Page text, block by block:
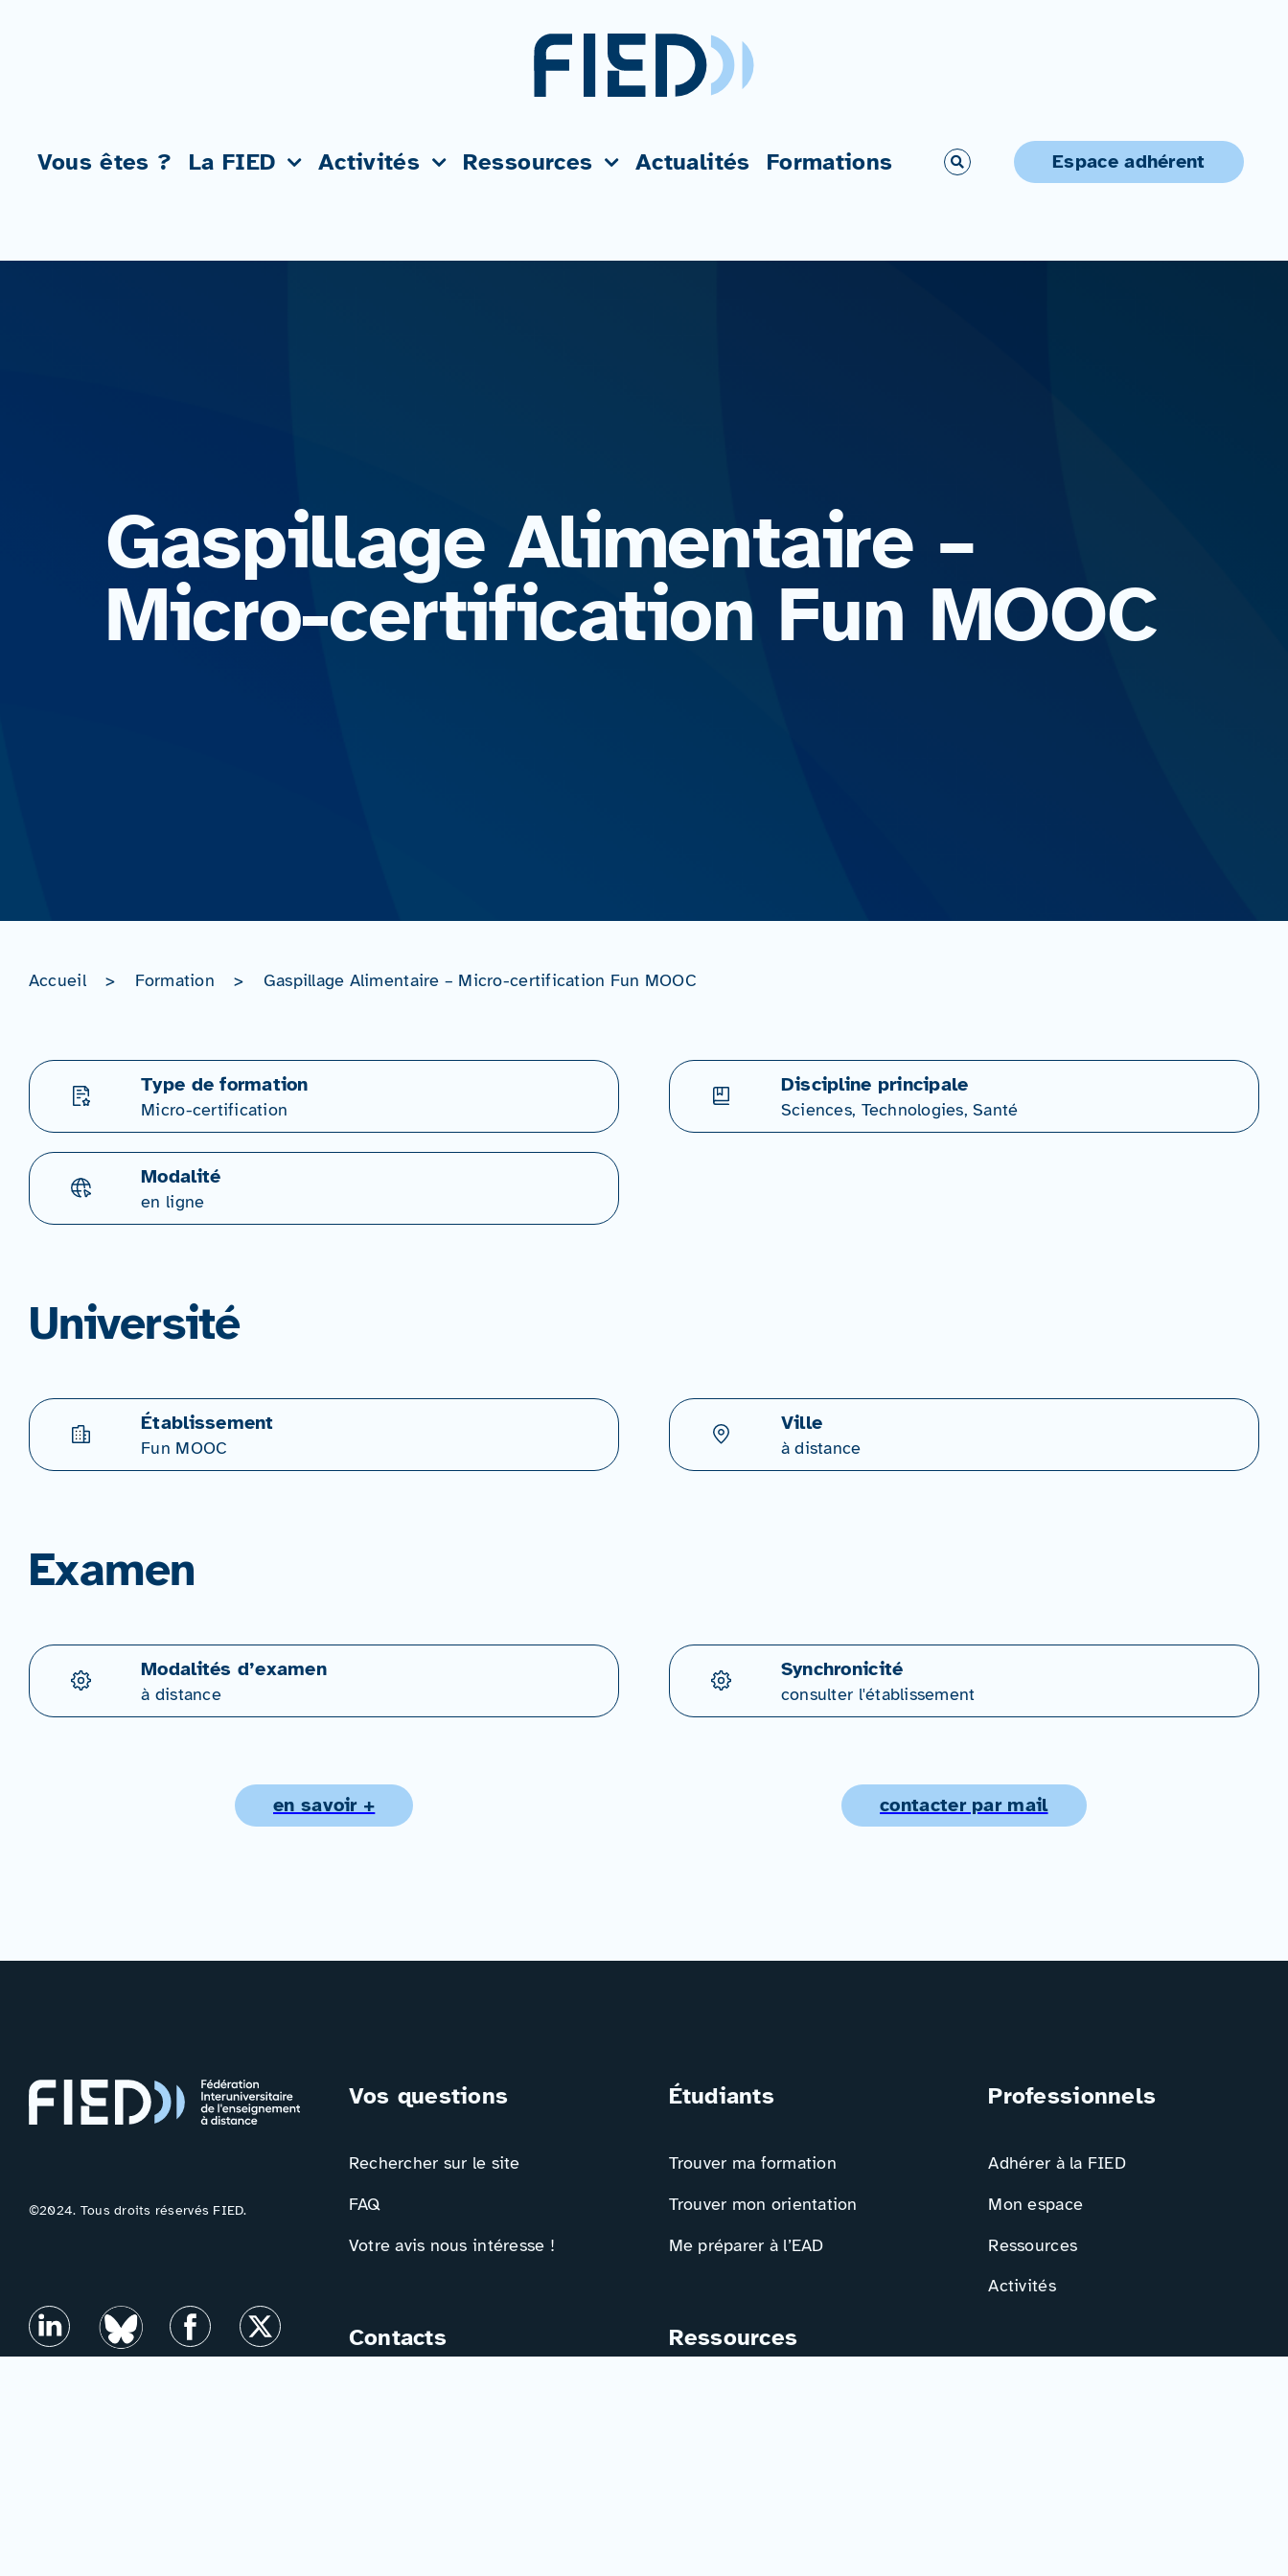
Vous êtes ? La FIED Activités Ressources Actualités Formations Espace adhérent
Gaspillage Alimentaire –
Micro-certification Fun MOOC
Accueil > Formation > Gaspillage Alimentaire – Micro-certification Fun MOOC
Type de formation
Micro-certification
Discipline principale
Sciences, Technologies, Santé
Modalité
en ligne
Université
Établissement
Fun MOOC
Ville
à distance
Examen
Modalités d’examen
à distance
Synchronicité
consulter l'établissement
en savoir + contacter par mail
©2024. Tous droits réservés FIED.
Vos questions
Rechercher sur le site
FAQ
Votre avis nous intéresse !
Contacts
Étudiants
Trouver ma formation
Trouver mon orientation
Me préparer à l’EAD
Ressources
Professionnels
Adhérer à la FIED
Mon espace
Ressources
Activités